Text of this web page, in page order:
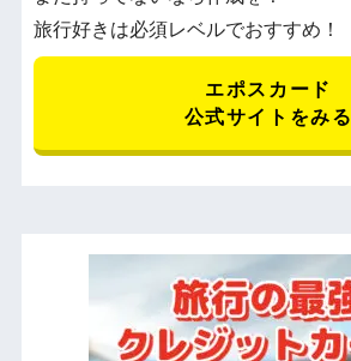
旅行好きは必須レベルでおすすめ！
エポスカード
公式サイトをみる